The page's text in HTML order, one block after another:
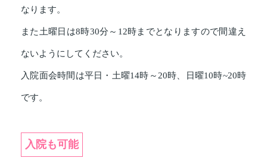
なります。
また土曜日は8時30分～12時までとなりますので間違え
ないようにしてください。
入院面会時間は平日・土曜14時～20時、日曜10時~20時
です。
入院も可能